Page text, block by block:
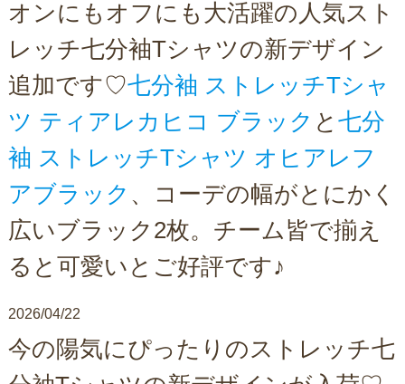
オンにもオフにも大活躍の人気スト
レッチ七分袖Tシャツの新デザイン
追加です♡七分袖 ストレッチTシャ
ツ ティアレカヒコ ブラック と 七分
袖 ストレッチTシャツ オヒアレフ
アブラック 、コーデの幅がとにかく
広いブラック2枚。チーム皆で揃え
ると可愛いとご好評です♪
2026/04/22
今の陽気にぴったりのストレッチ七